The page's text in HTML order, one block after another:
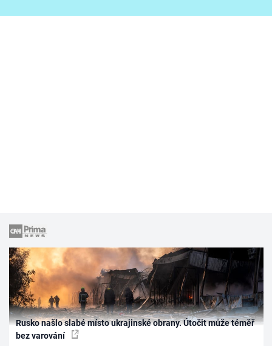
Rusko našlo slabé místo ukrajinské obrany. Útočit může téměř
bez varování